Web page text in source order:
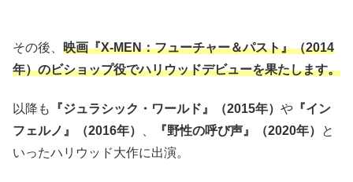
その後、 映画『X-MEN：フューチャー＆パスト』（2014
年）のビショップ役でハリウッドデビューを果たします。
以降も 『ジュラシック・ワールド』（2015年） や 『イン
フェルノ』（2016年）
、 『野性の呼び声』（2020年）
と
いったハリウッド大作に出演。